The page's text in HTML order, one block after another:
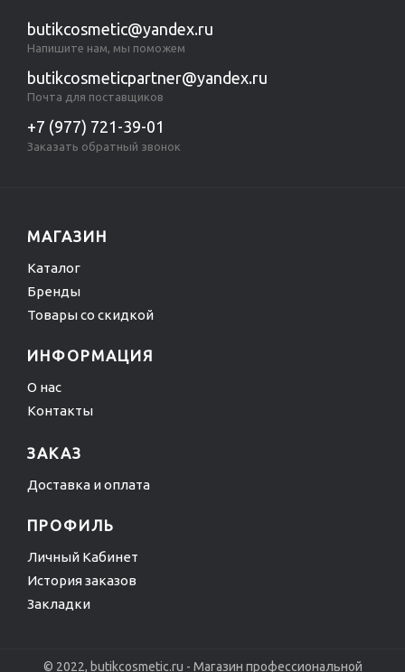
butikcosmetic@yandex.ru
Напишите нам, мы поможем
butikcosmeticpartner@yandex.ru
Почта для поставщиков
+7 (977) 721-39-01
Заказать обратный звонок
МАГАЗИН
Каталог
Бренды
Товары со скидкой
ИНФОРМАЦИЯ
О нас
Контакты
ЗАКАЗ
Доставка и оплата
ПРОФИЛЬ
Личный Кабинет
История заказов
Закладки
© 2022, butikcosmetic.ru - Магазин профессиональной